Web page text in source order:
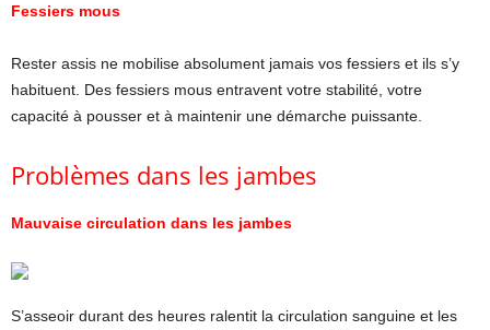
Fessiers mous
Rester assis ne mobilise absolument jamais vos fessiers et ils s’y
habituent. Des fessiers mous entravent votre stabilité, votre
capacité à pousser et à maintenir une démarche puissante.
Problèmes dans les jambes
Mauvaise circulation dans les jambes
S’asseoir durant des heures ralentit la circulation sanguine et les